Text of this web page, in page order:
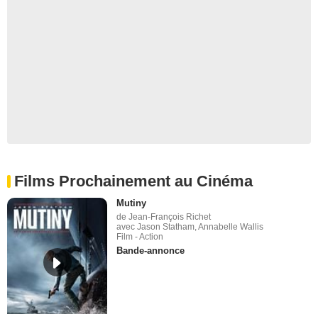
Films Prochainement au Cinéma
Mutiny
de Jean-François Richet
avec Jason Statham, Annabelle Wallis
Film - Action
Bande-annonce